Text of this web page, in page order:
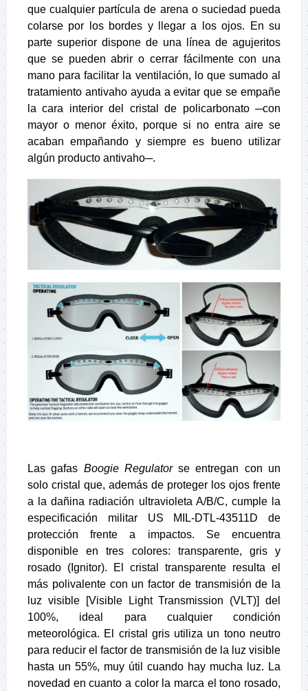
que cualquier partícula de arena o suciedad pueda
colarse por los bordes y llegar a los ojos. En su
parte superior dispone de una línea de agujeritos
que se pueden abrir o cerrar fácilmente con una
mano para facilitar la ventilación, lo que sumado al
tratamiento antivaho ayuda a evitar que se empañe
la cara interior del cristal de policarbonato ─con
mayor o menor éxito, porque si no entra aire se
acaban empañando y siempre es bueno utilizar
algún producto antivaho─.
Las gafas Boogie Regulatorse entregan con un
solo cristal que, además de proteger los ojos frente
a la dañina radiación ultravioleta A/B/C, cumple la
especificación militar US MIL-DTL-43511D de
protección frente a impactos. Se encuentra
disponible en tres colores: transparente, gris y
rosado (Ignitor). El cristal transparente resulta el
más polivalente con un factor de transmisión de la
luz visible [Visible Light Transmission (VLT)] del
100%, ideal para cualquier condición
meteorológica. El cristal gris utiliza un tono neutro
para reducir el factor de transmisión de la luz visible
hasta un 55%, muy útil cuando hay mucha luz. La
novedad en cuanto a color la marca el tono rosado,